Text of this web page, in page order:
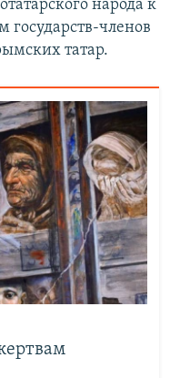
народа к
государств-членов
татар.